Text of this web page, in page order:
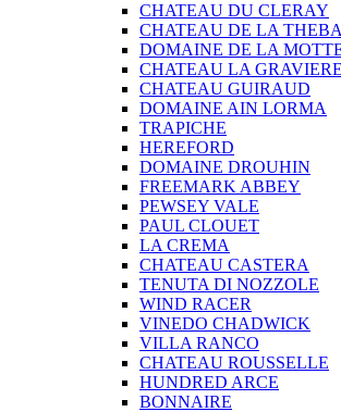
CHATEAU DU CLERAY
CHATEAU DE LA
DOMAINE DE LA
CHATEAU LA GRAVIERE
CHATEAU GUIRAUD
DOMAINE AIN LORMA
TRAPICHE
HEREFORD
DOMAINE DROUHIN
FREEMARK ABBEY
PEWSEY VALE
PAUL CLOUET
LA CREMA
CHATEAU CASTERA
TENUTA DI NOZZOLE
WIND RACER
VINEDO CHADWICK
VILLA RANCO
CHATEAU ROUSSELLE
HUNDRED ARCE
BONNAIRE